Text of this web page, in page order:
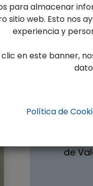
de
de
para almacenar
sitio web. Esto nos
experiencia y
en este banner,
Política de